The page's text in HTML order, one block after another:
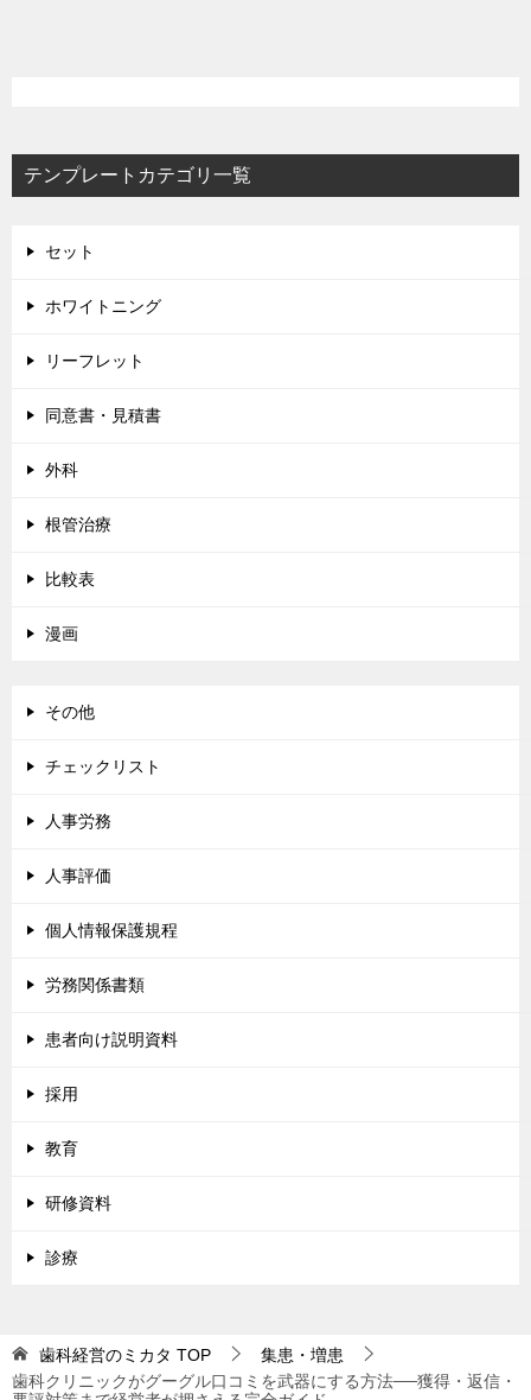
シ
ン
テンプレートカテゴリ一覧
セット
ホワイトニング
リーフレット
同意書・見積書
外科
根管治療
比較表
漫画
その他
チェックリスト
人事労務
人事評価
個人情報保護規程
労務関係書類
患者向け説明資料
採用
教育
研修資料
診療
歯科経営のミカタ TOP
集患・増患
歯科クリニックがグーグル口コミを武器にする方法──獲得・返信・